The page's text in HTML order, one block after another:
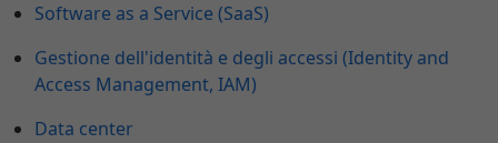
Software as a Service (SaaS)
Gestione dell'identità e degli accessi (Identity and
Access Management, IAM)
Data center